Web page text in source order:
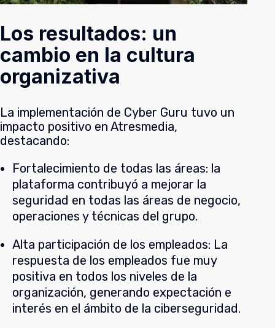
Los resultados: un
cambio en la cultura
organizativa
La implementación de Cyber Guru tuvo un
impacto positivo en Atresmedia,
destacando:
Fortalecimiento de todas las áreas: la
plataforma contribuyó a mejorar la
seguridad en todas las áreas de negocio,
operaciones y técnicas del grupo.
Alta participación de los empleados: La
respuesta de los empleados fue muy
positiva en todos los niveles de la
organización, generando expectación e
interés en el ámbito de la ciberseguridad.